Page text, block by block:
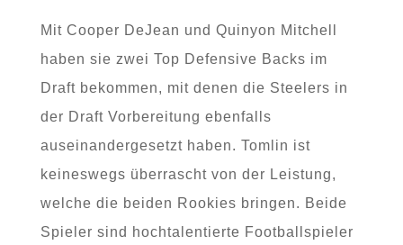
Mit Cooper DeJean und Quinyon Mitchell
haben sie zwei Top Defensive Backs im
Draft bekommen, mit denen die Steelers in
der Draft Vorbereitung ebenfalls
auseinandergesetzt haben. Tomlin ist
keineswegs überrascht von der Leistung,
welche die beiden Rookies bringen. Beide
Spieler sind hochtalentierte Footballspieler